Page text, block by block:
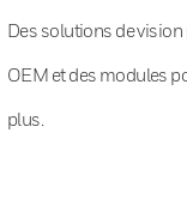
Des solutions de
OEM et des modules
plus.